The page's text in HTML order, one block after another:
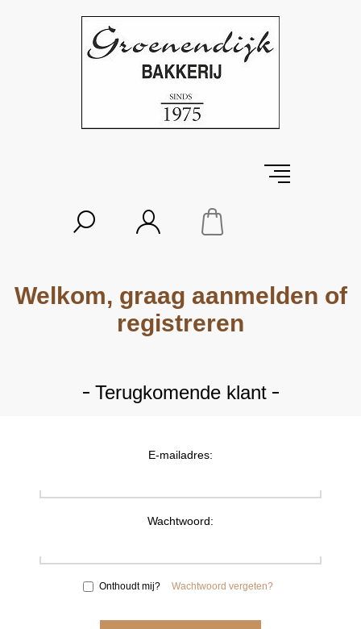
Welkom, graag aanmelden of
registreren
Terugkomende klant
E-mailadres:
Wachtwoord:
Onthoudt mij? Wachtwoord vergeten?